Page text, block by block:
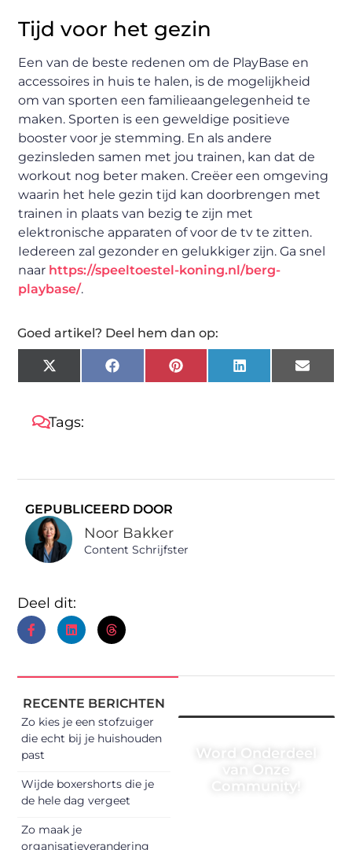
Tijd voor het gezin
Een van de beste redenen om de PlayBase en
accessoires in huis te halen, is de mogelijkheid
om van sporten een familieaangelegenheid te
maken. Sporten is een geweldige positieve
booster voor je stemming. En als andere
gezinsleden samen met jou trainen, kan dat de
workout nog beter maken. Creëer een omgeving
waarin het hele gezin tijd kan doorbrengen met
trainen in plaats van bezig te zijn met
elektronische apparaten of voor de tv te zitten.
Iedereen zal gezonder en gelukkiger zijn. Ga snel
naar https://speeltoestel-koning.nl/berg-
playbase/.
Goed artikel? Deel hem dan op:
X
(Twitter)
Facebook Pinterest LinkedIn Email
Tags:
GEPUBLICEERD DOOR
Noor Bakker
Content Schrijfster
Deel dit:
RECENTE BERICHTEN
Zo kies je een stofzuiger
die echt bij je huishouden
past
Wijde boxershorts die je
de hele dag vergeet
Zo maak je
organisatieverandering
Word Onderdeel
van Onze
Community!